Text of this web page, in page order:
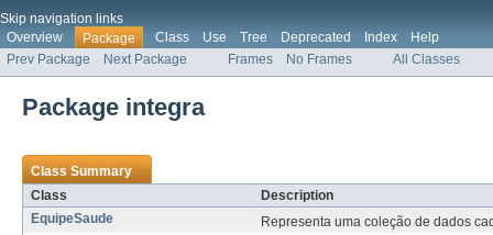
Skip navigation links
Overview
Package Class Use Tree Deprecated Index
Help
Prev Package
Next Package Frames No Frames All Classes
Package integra
Class Summary
Class
Description
EquipeSaude
Representa uma coleção de dados